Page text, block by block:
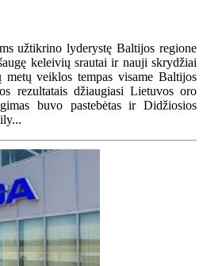
užtikrino lyderystę Baltijos regione
keleivių srautai ir nauji skrydžiai
metų veiklos tempas visame Baltijos
rezultatais džiaugiasi Lietuvos oro
buvo pastebėtas ir Didžiosios